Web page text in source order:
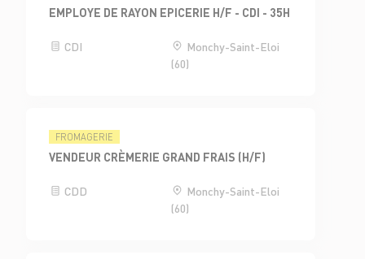
EMPLOYE DE RAYON EPICERIE H/F - CDI - 35H
CDI
Monchy-Saint-Eloi
(60)
FROMAGERIE
VENDEUR CRÈMERIE GRAND FRAIS (H/F)
CDD
Monchy-Saint-Eloi
(60)